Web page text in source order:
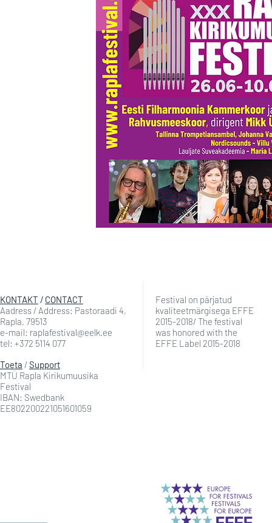
KONTAKT / CONTACT
Aadress / Address: Pastoraadi 4,
Rapla, 79513
e-mail: raplafestival@eelk.ee
tel: +372 5114 077
Toeta / Support
MTÜ Rapla Kirikumuusika
Festival
IBAN: Swedbank
EE802200221051601059
Festival on pärjatud
kvaliteetmärgisega EFFE
2015-2018/ The festival
was honored with the
EFFE Label 2015-2018